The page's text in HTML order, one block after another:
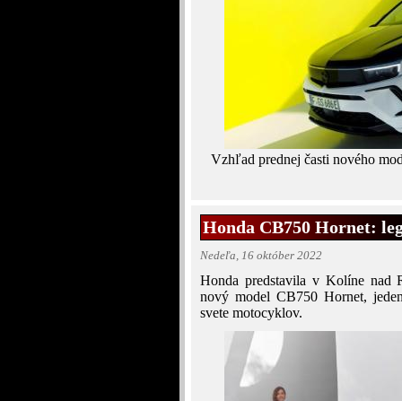
Vzhľad prednej časti nového
Honda CB750 Hornet:
Nedeľa, 16 október 2022
Honda predstavila v Kolíne nad
nový model CB750 Hornet,
svete motocyklov.